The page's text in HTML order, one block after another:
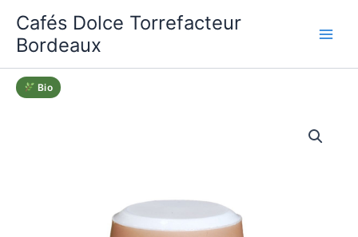
contenu
Cafés Dolce Torrefacteur
Bordeaux
Bio